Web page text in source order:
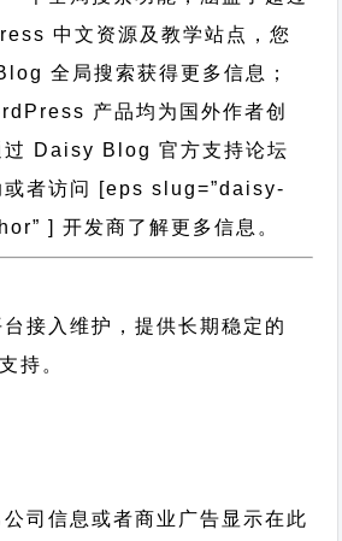
中文资源及教学站点，您
全局搜索获得更多信息；
产品均为国外作者创
Daisy Blog 官方支持论坛
或者访问 [eps slug=”daisy-
] 开发商了解更多信息。
接入维护，提供长期稳定的
持 。
司信息或者商业广告显示在此